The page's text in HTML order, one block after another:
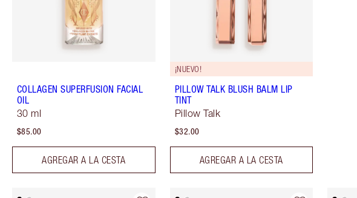
COLLAGEN SUPERFUSION FACIAL
OIL
30 ml
$85.00
AGREGAR A LA CESTA
¡NUEVO!
PILLOW TALK BLUSH BALM LIP
TINT
Pillow Talk
$32.00
AGREGAR A LA CESTA